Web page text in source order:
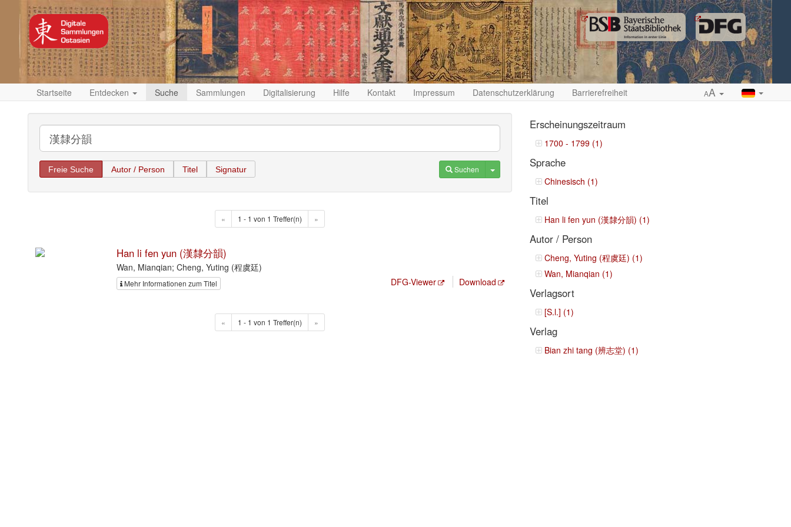
Startseite Entdecken Suche Sammlungen Digitalisierung Hilfe Kontakt Impressum Datenschutzerklärung Barrierefreiheit AA
Freie Suche Autor / Person Titel Signatur Suchen Toggle Dropdown
« 1 - 1 von 1 Treffer(n) »
Han li fen yun (漢隸分韻)
Wan, Mianqian; Cheng, Yuting (程虞廷)
Mehr Informationen zum Titel DFG-Viewer Download
« 1 - 1 von 1 Treffer(n) »
Erscheinungszeitraum
1700 - 1799 (1)
Sprache
Chinesisch (1)
Titel
Han li fen yun (漢隸分韻) (1)
Autor / Person
Cheng, Yuting (程虞廷) (1)
Wan, Mianqian (1)
Verlagsort
[S.l.] (1)
Verlag
Bian zhi tang (辨志堂) (1)